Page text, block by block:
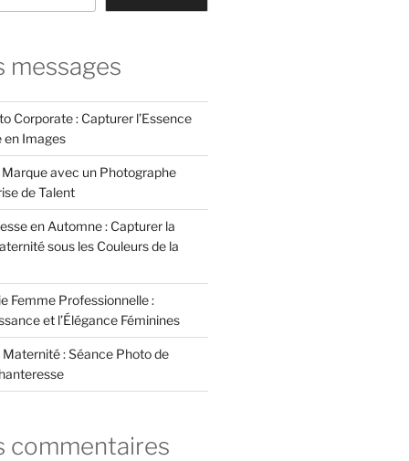
messages
Corporate : Capturer l’Essence
en Images
avec un Photographe
de Talent
en Automne : Capturer la
sous les Couleurs de la
Femme Professionnelle :
et l’Élégance Féminines
: Séance Photo de
commentaires